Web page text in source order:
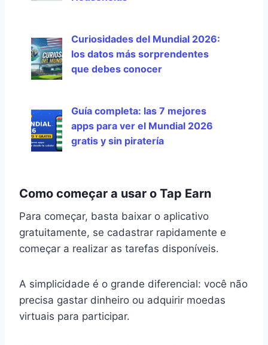
Curiosidades del Mundial 2026:
los datos más sorprendentes
que debes conocer
Guía completa: las 7 mejores
apps para ver el Mundial 2026
gratis y sin piratería
Como começar a usar o Tap Earn
Para começar, basta baixar o aplicativo
gratuitamente, se cadastrar rapidamente e
começar a realizar as tarefas disponíveis.
A simplicidade é o grande diferencial: você não
precisa gastar dinheiro ou adquirir moedas
virtuais para participar.